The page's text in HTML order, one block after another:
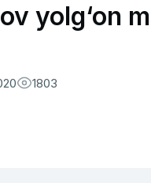
yolg‘on
1803